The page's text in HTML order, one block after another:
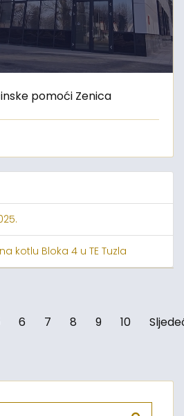
pomoći Zenica
kotlu Bloka 4 u TE Tuzla
6 7 8 9 10